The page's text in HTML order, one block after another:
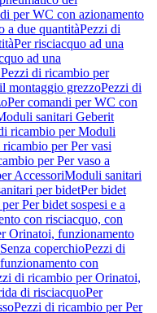
per WC con azionamento
a due quantitàPezzi di
Per risciacquo ad una
ad una
Pezzi di ricambio per
montaggio grezzoPezzi di
Per comandi per WC con
sanitari Geberit
ricambio per Moduli
per Per vasi
per Per vaso a
AccessoriModuli sanitari
per bidetPer bidet
Per bidet sospesi e a
con risciacquo, con
Orinatoi, funzionamento
Senza coperchioPezzi di
con
di ricambio per Orinatoi,
di risciacquoPer
Pezzi di ricambio per Per